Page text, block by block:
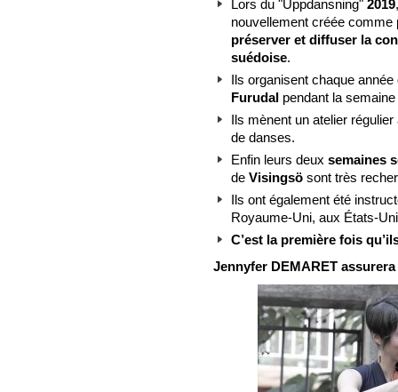
Lors du "Uppdansning" 2019
nouvellement créée comme
préserver et diffuser la
suédoise.
Ils organisent chaque
Furudal pendant la
Ils mènent un atelier
de danses.
Enfin leurs deux semaines
de Visingsö sont très
Ils ont également été
Royaume-Uni, aux États-
C’est la première fois
Jennyfer DEMARET